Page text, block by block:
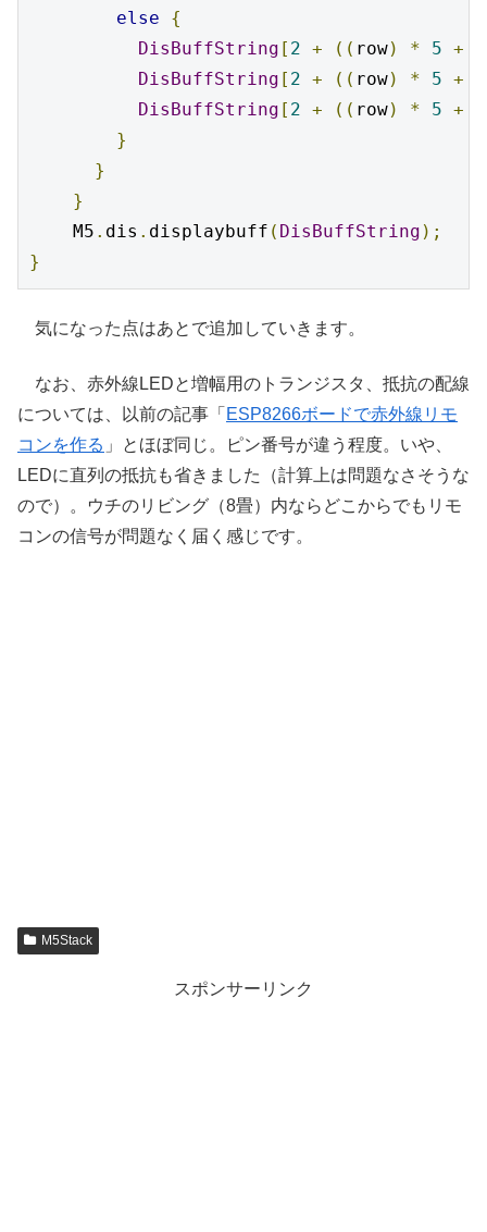
else
{
DisBuffString [ 2 + (( row) * 5 +
DisBuffString [ 2 + (( row) * 5 +
DisBuffString [ 2 + (( row) * 5 +
}
}
}
    M5
. dis . displaybuff ( DisBuffString );
}
気になった点はあとで追加していきます。
なお、赤外線LEDと増幅用のトランジスタ、抵抗の配線
については、以前の記事「 ESP8266ボードで赤外線リモ
コンを作る 」とほぼ同じ。ピン番号が違う程度。いや、
LEDに直列の抵抗も省きました（計算上は問題なさそうな
ので）。ウチのリビング（8畳）内ならどこからでもリモ
コンの信号が問題なく届く感じです。
M5Stack
スポンサーリンク